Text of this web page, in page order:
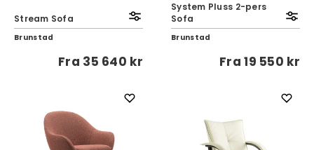
Stream Sofa
Brunstad
Fra 35 640 kr
System Pluss 2-pers
Sofa
Brunstad
Fra19 550 kr